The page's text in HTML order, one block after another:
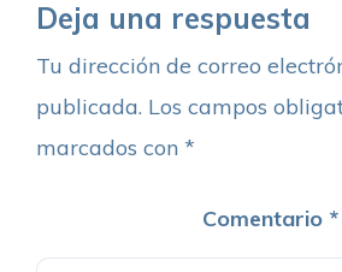
Deja una respuesta
Tu dirección de correo
publicada. Los campos
marcados con *
Comentario *